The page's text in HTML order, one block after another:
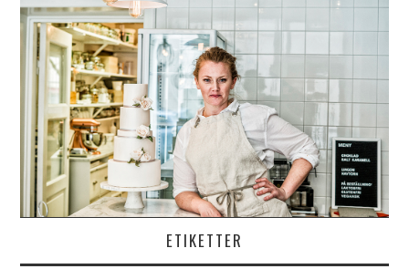
ETIKETTER